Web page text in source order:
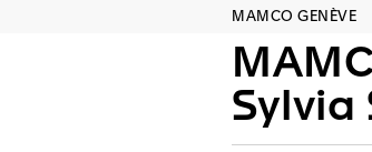
MAMCO GENÈVE
Sylvia